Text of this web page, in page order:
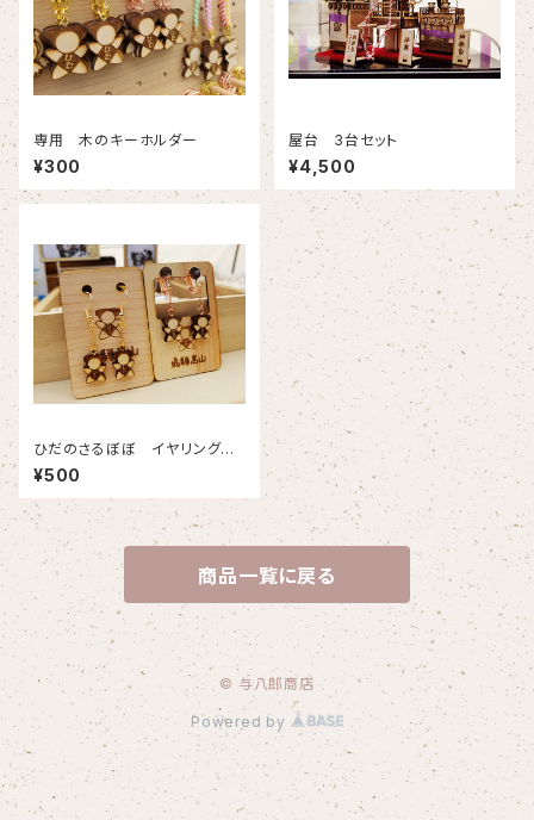
専用 木のキーホルダー
¥300
屋台 3台セット
¥4,500
ひだのさるぼぼ イヤリングも
しくはピアス
¥500
商品一覧に戻る
© 与八郎商店
Powered by